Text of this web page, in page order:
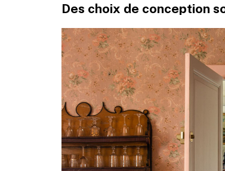
Des choix de conception